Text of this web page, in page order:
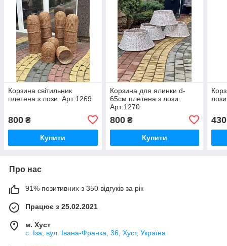
Корзина світильник
плетена з лози. Арт:1269
800 ₴
Купити
Корзина для ялинки d-
65см плетена з лози.
Арт:1270
800₴
Купити
430
Про нас
91% позитивних з 350 відгуків за рік
Працює з 25.02.2021
м. Хуст
с. Іза, вул. Івана-Франка, 36, Хуст, Україна